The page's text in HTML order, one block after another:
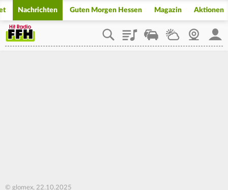
Nachrichten Guten Morgen Hessen Magazin Aktionen
PlaylistStaupilotWetterWebcam
© glomex, 22.10.2025